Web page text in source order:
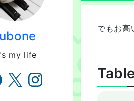
my life
でもお高